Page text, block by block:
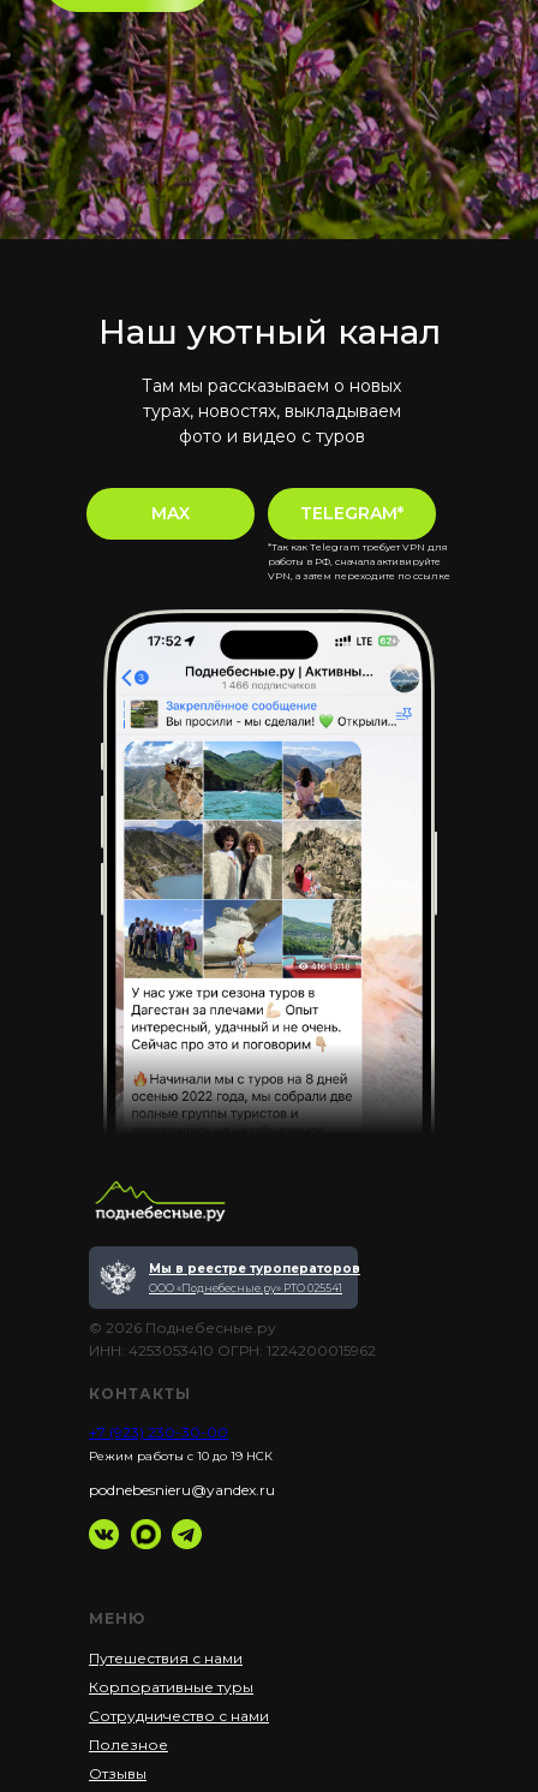
Наш уютный канал
Там мы рассказываем о новых
турах, новостях, выкладываем
фото и видео с туров
TELEGRAM*
MAX
*Так как Telegram требует VPN для
работы в РФ, сначала активируйте
VPN, а затем переходите по ссылке
КОНТАКТЫ
+7 (923) 230-30-00
Режим работы с 10 до 19 НСК
podnebesnieru@yandex.ru
МЕНЮ
Путешествия с нами
Корпоративные туры
Сотрудничество с нами
Полезное
Отзывы
© 2026 Поднебесные.ру
Мы в реестре туроператоров
ООО «Поднебесные.ру» РТО 025541
ИНН: 4253053410 ОГРН: 1224200015962